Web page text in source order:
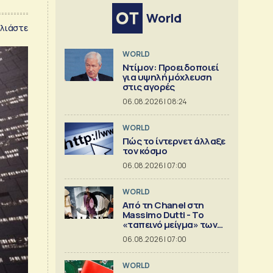
World
WORLD
Ντίμον: Προειδοποιεί
για υψηλή μόχλευση
στις αγορές
06.08.2026 | 08:24
WORLD
Πώς το ίντερνετ άλλαξε
τον κόσμο
06.08.2026 | 07:00
WORLD
Από τη Chanel στη
Massimo Dutti - Το
«ταπεινό μείγμα» των
best seller
06.08.2026 | 07:00
WORLD